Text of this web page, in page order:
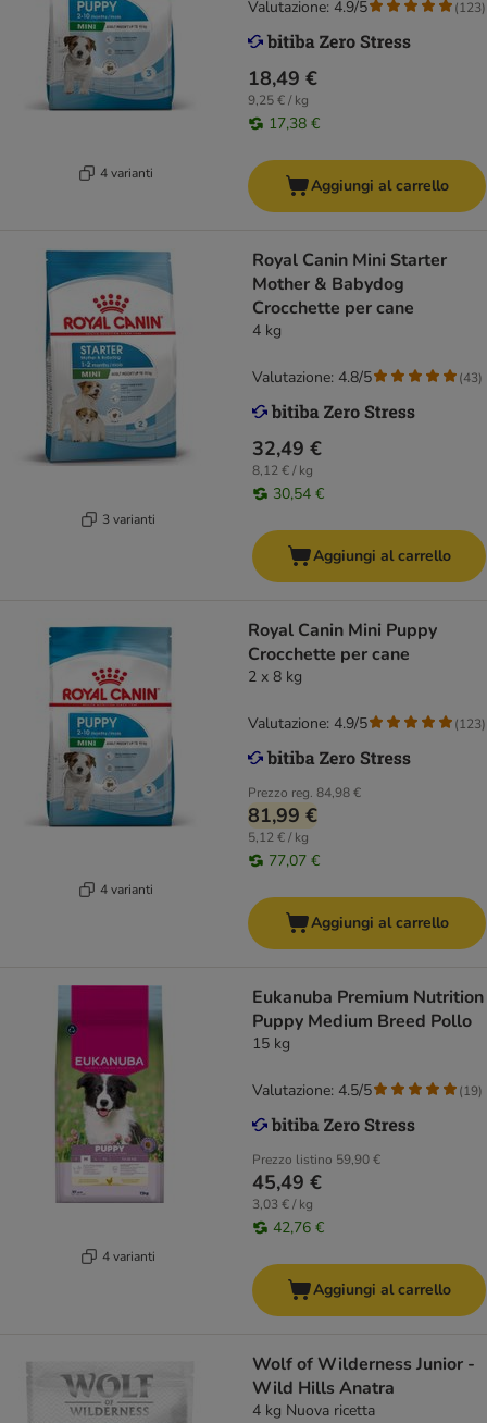
4 varianti
18,49 €
9,25 € / kg
17,38 €
Valutazione: 4.9/5 (123)
Aggiungi al carrello
3 varianti
Royal Canin Mini Starter
Mother & Babydog
Crocchette per cane
4 kg
32,49 €
8,12 € / kg
30,54 €
Valutazione: 4.8/5 (43)
Aggiungi al carrello
4 varianti
Royal Canin Mini Puppy
Crocchette per cane
2 x 8 kg
Prezzo reg. 84,98 €
81,99 €
5,12 € / kg
77,07 €
Valutazione: 4.9/5 (123)
Aggiungi al carrello
4 varianti
Eukanuba Premium Nutrition
Puppy Medium Breed Pollo
15 kg
Prezzo listino 59,90 €
45,49 €
3,03 € / kg
42,76 €
Valutazione: 4.5/5 (19)
Aggiungi al carrello
Wolf of Wilderness Junior -
Wild Hills Anatra
4 kg Nuova ricetta